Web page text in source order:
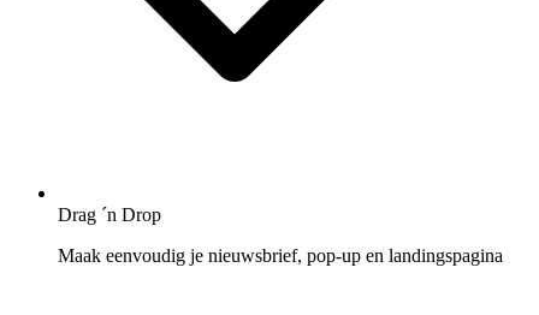
Drag ´n Drop
Maak eenvoudig je nieuwsbrief, pop-up en landingspagina